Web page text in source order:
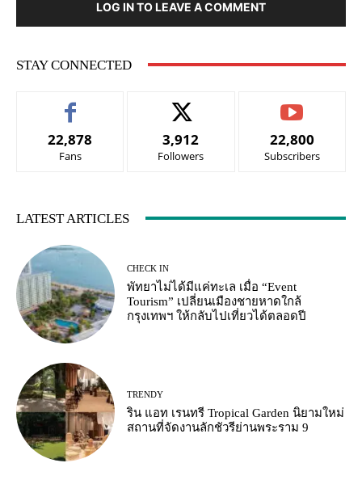
LOG IN TO LEAVE A COMMENT
STAY CONNECTED
22,878
Fans
3,912
Followers
22,800
Subscribers
LATEST ARTICLES
CHECK IN
พัทยาไม่ได้มีแค่ทะเล เมื่อ “Event
Tourism” เปลี่ยนเมืองชายหาดใกล้
กรุงเทพฯ ให้กลับไปเที่ยวได้ตลอดปี
TRENDY
ริน แอท เรนทรี Tropical Garden นิยามใหม่
สถานที่จัดงานลักชัวรีย่านพระราม 9